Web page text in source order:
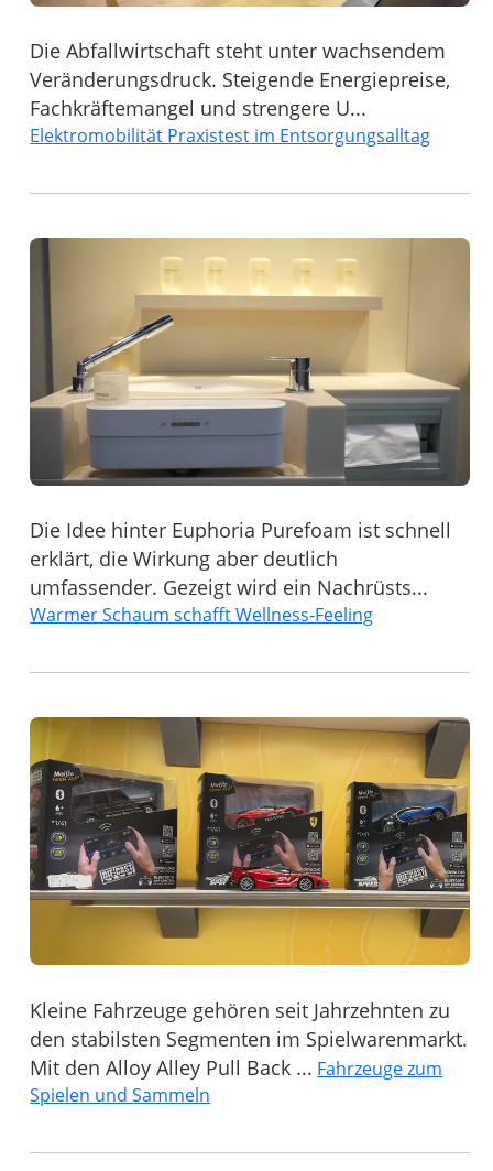
Die Abfallwirtschaft steht unter wachsendem
Veränderungsdruck. Steigende Energiepreise,
Fachkräftemangel und strengere U...
Elektromobilität Praxistest im Entsorgungsalltag
Die Idee hinter Euphoria Purefoam ist schnell
erklärt, die Wirkung aber deutlich
umfassender. Gezeigt wird ein Nachrüsts...
Warmer Schaum schafft Wellness-Feeling
Kleine Fahrzeuge gehören seit Jahrzehnten zu
den stabilsten Segmenten im Spielwarenmarkt.
Mit den Alloy Alley Pull Back ... Fahrzeuge zum
Spielen und Sammeln